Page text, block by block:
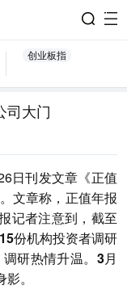
创业板指
司大门
日刊发文章《正值
文章称，正值年报
记者注意到， 截至
份机构投资者调研
研热情升温。3月
。